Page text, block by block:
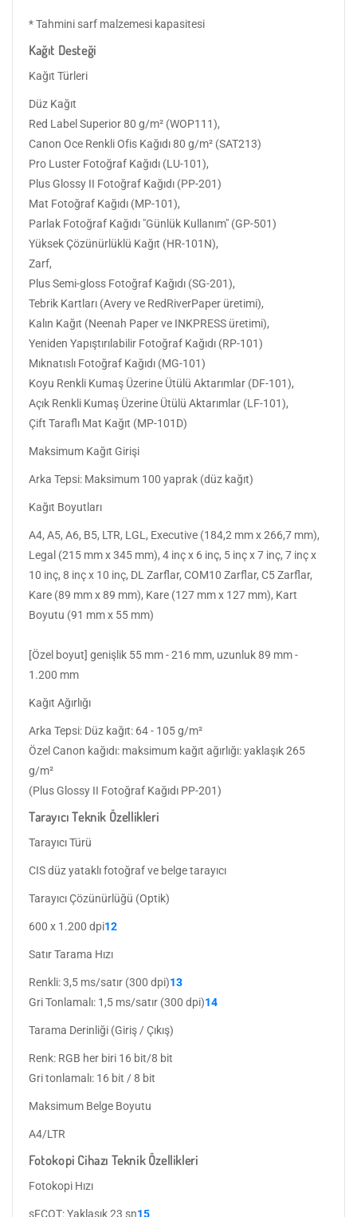
* Tahmini sarf malzemesi kapasitesi
Kağıt Desteği
Kağıt Türleri
Düz Kağıt
Red Label Superior 80 g/m² (WOP111),
Canon Oce Renkli Ofis Kağıdı 80 g/m² (SAT213)
Pro Luster Fotoğraf Kağıdı (LU-101),
Plus Glossy II Fotoğraf Kağıdı (PP-201)
Mat Fotoğraf Kağıdı (MP-101),
Parlak Fotoğraf Kağıdı "Günlük Kullanım" (GP-501)
Yüksek Çözünürlüklü Kağıt (HR-101N),
Zarf,
Plus Semi-gloss Fotoğraf Kağıdı (SG-201),
Tebrik Kartları (Avery ve RedRiverPaper üretimi),
Kalın Kağıt (Neenah Paper ve INKPRESS üretimi),
Yeniden Yapıştırılabilir Fotoğraf Kağıdı (RP-101)
Mıknatıslı Fotoğraf Kağıdı (MG-101)
Koyu Renkli Kumaş Üzerine Ütülü Aktarımlar (DF-101),
Açık Renkli Kumaş Üzerine Ütülü Aktarımlar (LF-101),
Çift Taraflı Mat Kağıt (MP-101D)
Maksimum Kağıt Girişi
Arka Tepsi: Maksimum 100 yaprak (düz kağıt)
Kağıt Boyutları
A4, A5, A6, B5, LTR, LGL, Executive (184,2 mm x 266,7 mm),
Legal (215 mm x 345 mm), 4 inç x 6 inç, 5 inç x 7 inç, 7 inç x
10 inç, 8 inç x 10 inç, DL Zarflar, COM10 Zarflar, C5 Zarflar,
Kare (89 mm x 89 mm), Kare (127 mm x 127 mm), Kart
Boyutu (91 mm x 55 mm)
[Özel boyut] genişlik 55 mm - 216 mm, uzunluk 89 mm -
1.200 mm
Kağıt Ağırlığı
Arka Tepsi: Düz kağıt: 64 - 105 g/m²
Özel Canon kağıdı: maksimum kağıt ağırlığı: yaklaşık 265
g/m²
(Plus Glossy II Fotoğraf Kağıdı PP-201)
Tarayıcı Teknik Özellikleri
Tarayıcı Türü
CIS düz yataklı fotoğraf ve belge tarayıcı
Tarayıcı Çözünürlüğü (Optik)
600 x 1.200 dpi12
Satır Tarama Hızı
Renkli: 3,5 ms/satır (300 dpi)13
Gri Tonlamalı: 1,5 ms/satır (300 dpi)14
Tarama Derinliği (Giriş / Çıkış)
Renk: RGB her biri 16 bit/8 bit
Gri tonlamalı: 16 bit / 8 bit
Maksimum Belge Boyutu
A4/LTR
Fotokopi Cihazı Teknik Özellikleri
Fotokopi Hızı
sFCOT: Yaklaşık 23 sn15